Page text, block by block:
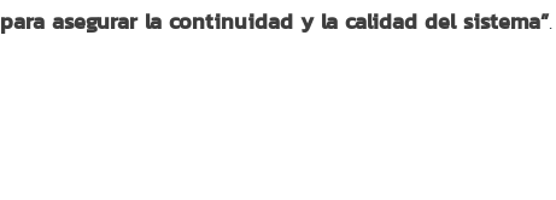
para asegurar la continuidad y la calidad del sistema”.